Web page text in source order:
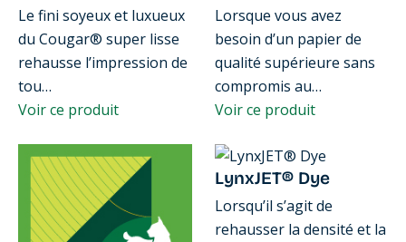
Le fini soyeux et luxueux
du Cougar® super lisse
rehausse l’impression de
tou…
Voir ce produit
Lorsque vous avez
besoin d’un papier de
qualité supérieure sans
compromis au…
Voir ce produit
LynxJET® Dye
Lorsqu’il s’agit de
rehausser la densité et la